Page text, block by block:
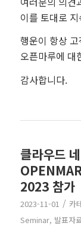
이를 토대로
행운이 항상
오픈마루에 대
감사합니다.
클라우드
2023 참가
2023-11-01 / 카
Seminar, 발표자